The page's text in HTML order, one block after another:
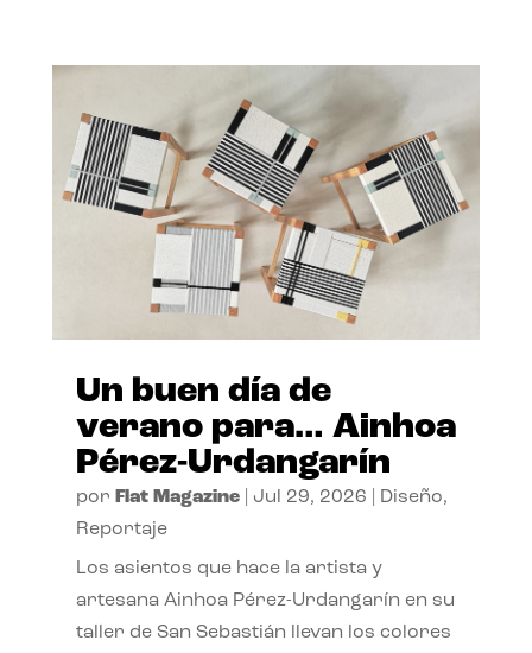
Un buen día de
verano para… Ainhoa
Pérez-Urdangarín
por Flat Magazine| Jul 29, 2026 Diseño,
Reportaje
Los asientos que hace la artista y
artesana Ainhoa Pérez-Urdangarín en su
taller de San Sebastián llevan los colores